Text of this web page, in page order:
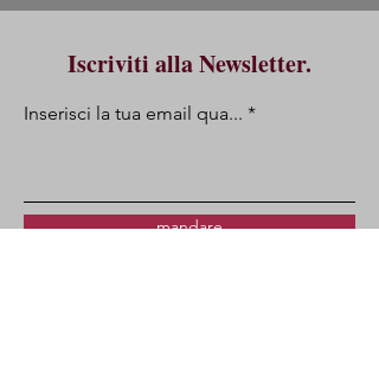
Iscriviti alla Newsletter.
Inserisci la tua email qua...
mandare